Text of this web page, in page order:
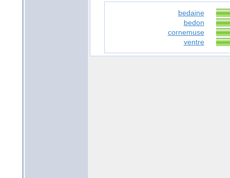
bedaine
bedon
cornemuse
ventre